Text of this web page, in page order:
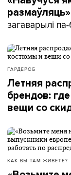
загаварылі
ГАРДЕРОБ
Летняя
брендов:
вещи со
КАК ВЫ ТАМ ЖИВЕТЕ?